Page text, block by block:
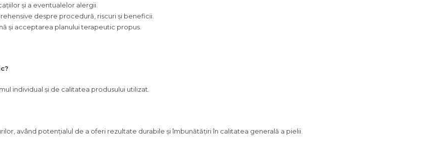
și a eventualelor alergii.
despre procedură, riscuri și beneficii.
și acceptarea planului terapeutic propus.
individual și de calitatea produsului utilizat.
având potențialul de a oferi rezultate durabile și îmbunătățiri în calitatea generală a pielii.